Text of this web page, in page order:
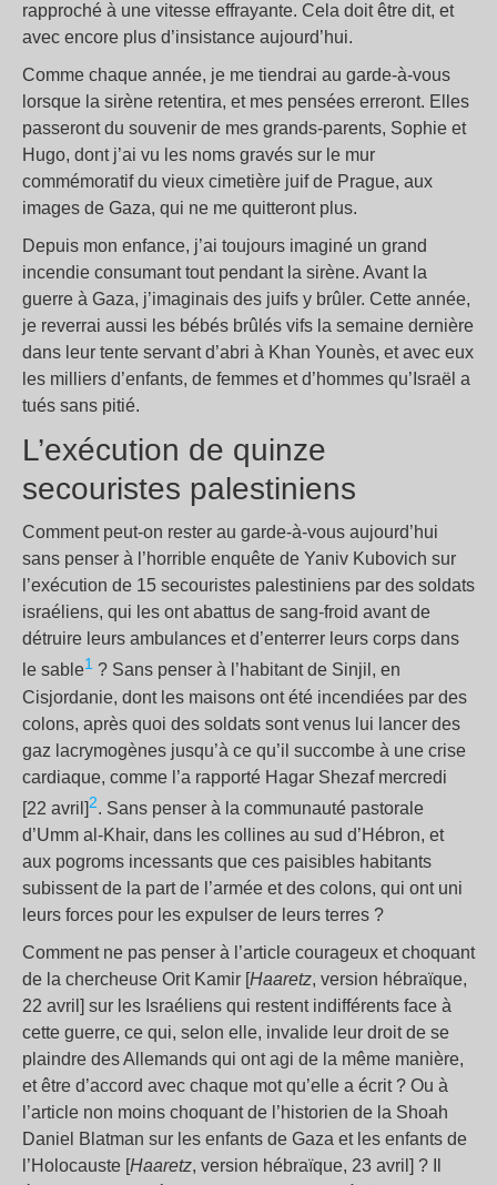
rapproché à une vitesse effrayante. Cela doit être dit, et
avec encore plus d’insistance aujourd’hui.
Comme chaque année, je me tiendrai au garde-à-vous
lorsque la sirène retentira, et mes pensées erreront. Elles
passeront du souvenir de mes grands-parents, Sophie et
Hugo, dont j’ai vu les noms gravés sur le mur
commémoratif du vieux cimetière juif de Prague, aux
images de Gaza, qui ne me quitteront plus.
Depuis mon enfance, j’ai toujours imaginé un grand
incendie consumant tout pendant la sirène. Avant la
guerre à Gaza, j’imaginais des juifs y brûler. Cette année,
je reverrai aussi les bébés brûlés vifs la semaine dernière
dans leur tente servant d’abri à Khan Younès, et avec eux
les milliers d’enfants, de femmes et d’hommes qu’Israël a
tués sans pitié.
L’exécution de quinze
secouristes palestiniens
Comment peut-on rester au garde-à-vous aujourd’hui
sans penser à l’horrible enquête de Yaniv Kubovich sur
l’exécution de 15 secouristes palestiniens par des soldats
israéliens, qui les ont abattus de sang-froid avant de
détruire leurs ambulances et d’enterrer leurs corps dans
le sable1 ? Sans penser à l’habitant de Sinjil, en
Cisjordanie, dont les maisons ont été incendiées par des
colons, après quoi des soldats sont venus lui lancer des
gaz lacrymogènes jusqu’à ce qu’il succombe à une crise
cardiaque, comme l’a rapporté Hagar Shezaf mercredi
[22 avril]2. Sans penser à la communauté pastorale
d’Umm al-Khair, dans les collines au sud d’Hébron, et
aux pogroms incessants que ces paisibles habitants
subissent de la part de l’armée et des colons, qui ont uni
leurs forces pour les expulser de leurs terres ?
Comment ne pas penser à l’article courageux et choquant
de la chercheuse Orit Kamir [Haaretz, version hébraïque,
22 avril] sur les Israéliens qui restent indifférents face à
cette guerre, ce qui, selon elle, invalide leur droit de se
plaindre des Allemands qui ont agi de la même manière,
et être d’accord avec chaque mot qu’elle a écrit ? Ou à
l’article non moins choquant de l’historien de la Shoah
Daniel Blatman sur les enfants de Gaza et les enfants de
l’Holocauste [Haaretz, version hébraïque, 23 avril] ? Il